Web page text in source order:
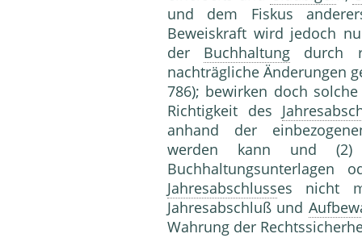
und dem Fiskus
Beweiskraft wird jedoch
der Buchhaltung durch
nachträgliche Änderungen
786); bewirken doch
Richtigkeit des
anhand der
werden kann und (2)
Buchhaltungsunterlagen
Jahresabschlusses nicht
Jahresabschluß und
Wahrung der